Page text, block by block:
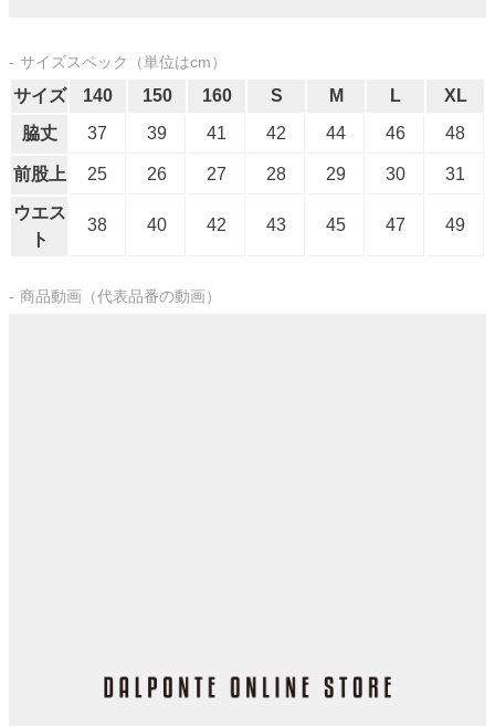
サイズスペック（単位はcm）
サイズ 140 150 160 S M L
XL
脇丈
37 39 41 42 44 46 48
前股上 25 26 27 28 29 30 31
ウエス
ト
38 40 42 43 45 47 49
商品動画（代表品番の動画）